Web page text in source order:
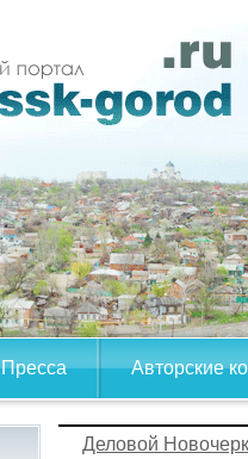
Пресса Авторские
Деловой